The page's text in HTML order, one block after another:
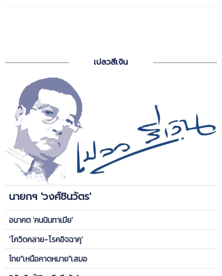
เปลวสีเงิน
นายกฯ 'วงศ์ชินวัตร'
อนาคต 'คนนินทาเมีย'
'โควิดคลาย-โรคอิจฉาคุ'
ไทย"เหนือคาดหมาย"เสมอ